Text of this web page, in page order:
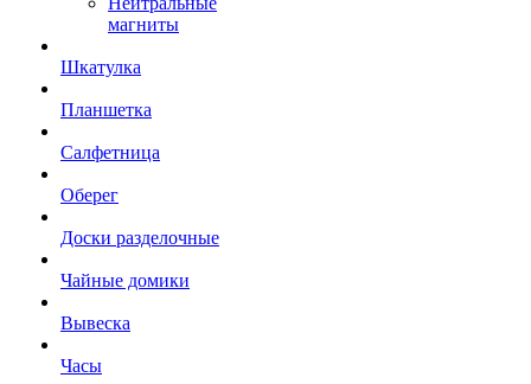
магниты
Шкатулка
Планшетка
Салфетница
Оберег
Доски разделочные
Чайные домики
Вывеска
Часы